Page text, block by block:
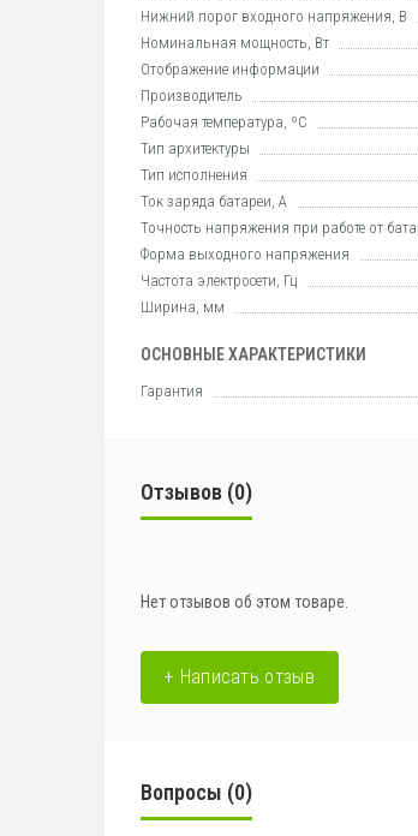
Нижний порог входного напряжения, В
Номинальная мощность, Вт
Отображение информации
Производитель
Рабочая температура, ºC
Тип архитектуры
Тип исполнения
Ток заряда батареи, А
Точность напряжения при работе от
Форма выходного напряжения
Частота электросети, Гц
Ширина, мм
ОСНОВНЫЕ ХАРАКТЕРИСТИКИ
Гарантия
Отзывов (0)
Нет отзывов об этом товаре.
+ Написать отзыв
Вопросы (0)